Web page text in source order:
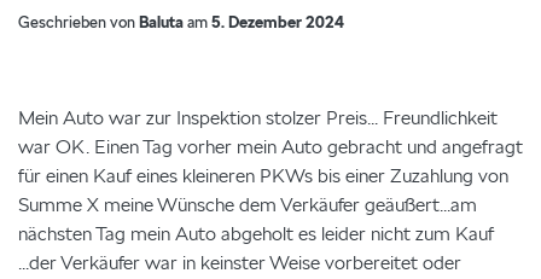
Geschrieben vonBalutaam5. Dezember 2024
Mein Auto war zur Inspektion stolzer Preis... Freundlichkeit
war OK. Einen Tag vorher mein Auto gebracht und angefragt
für einen Kauf eines kleineren PKWs bis einer Zuzahlung von
Summe X meine Wünsche dem Verkäufer geäußert...am
nächsten Tag mein Auto abgeholt es leider nicht zum Kauf
...der Verkäufer war in keinster Weise vorbereitet oder